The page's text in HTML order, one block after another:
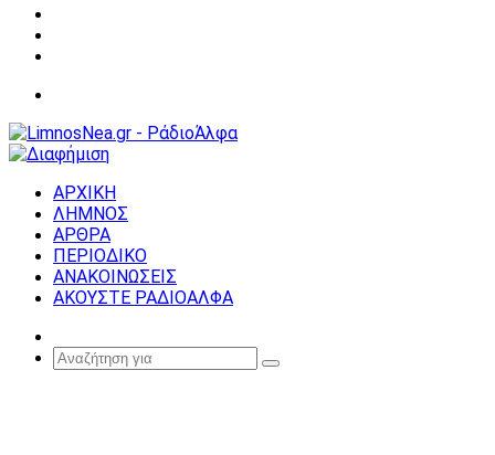
ΑΡΧΙΚΗ
ΛΗΜΝΟΣ
ΑΡΘΡΑ
ΠΕΡΙΟΔΙΚΟ
ΑΝΑΚΟΙΝΩΣΕΙΣ
ΑΚΟΥΣΤΕ ΡΑΔΙΟΑΛΦΑ
Article
Αναζήτηση